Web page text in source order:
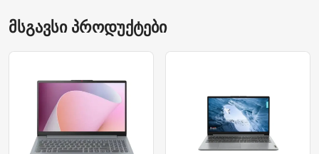
მსგავსი პროდუქტები